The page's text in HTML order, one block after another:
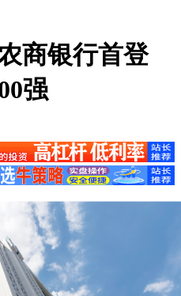
商银行首登
强